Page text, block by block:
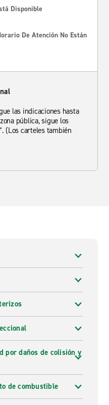
Disponible
De Atención No Están
las indicaciones hasta
pública, sigue los
(Los carteles también
por daños de colisión y
de combustible